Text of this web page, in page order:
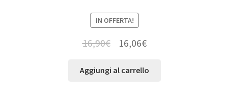
IN OFFERTA!
16,90€ 16,06€
Aggiungi al carrello